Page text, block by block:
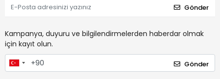
Gönder
Kampanya, duyuru ve bilgilendirmelerden haberdar olmak
için kayıt olun.
Gönder